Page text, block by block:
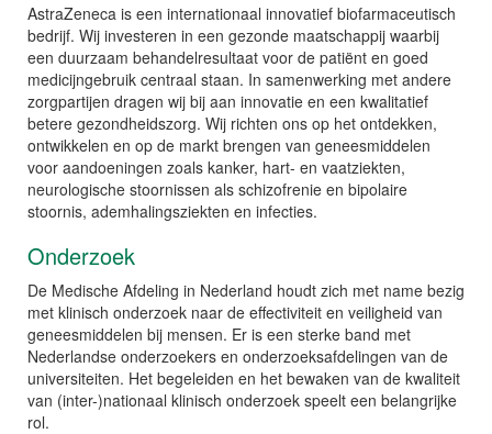
AstraZeneca is een internationaal innovatief biofarmaceutisch
bedrijf. Wij investeren in een gezonde maatschappij waarbij
een duurzaam behandelresultaat voor de patiënt en goed
medicijngebruik centraal staan. In samenwerking met andere
zorgpartijen dragen wij bij aan innovatie en een kwalitatief
betere gezondheidszorg. Wij richten ons op het ontdekken,
ontwikkelen en op de markt brengen van geneesmiddelen
voor aandoeningen zoals kanker, hart- en vaatziekten,
neurologische stoornissen als schizofrenie en bipolaire
stoornis, ademhalingsziekten en infecties.
Onderzoek
De Medische Afdeling in Nederland houdt zich met name bezig
met klinisch onderzoek naar de effectiviteit en veiligheid van
geneesmiddelen bij mensen. Er is een sterke band met
Nederlandse onderzoekers en onderzoeksafdelingen van de
universiteiten. Het begeleiden en het bewaken van de kwaliteit
van (inter-)nationaal klinisch onderzoek speelt een belangrijke
rol.